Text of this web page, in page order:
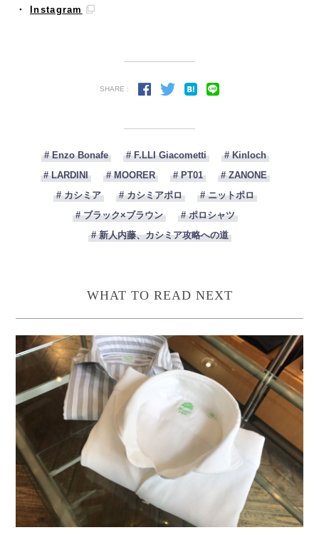
・
Instagram
SHARE :
# Enzo Bonafe # F.LLI Giacometti
# Kinloch
# LARDINI
# MOORER # PT01
# ZANONE
# カシミア
# カシミアポロ
# ニットポロ
# ブラック×ブラウン
# ポロシャツ
# 新人内藤、カシミア攻略への道
WHAT TO READ NEXT